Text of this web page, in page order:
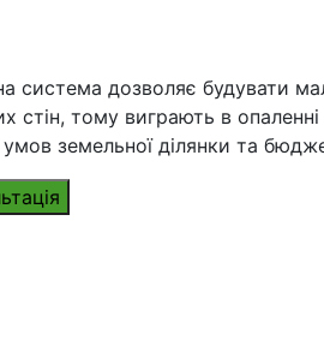
система дозволяє будувати
стін, тому виграють в
умов земельної ділянки та